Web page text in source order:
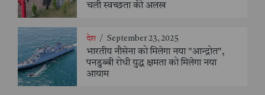
चली स्वच्छता की अलख
देश / September 23, 2025
भारतीय नौसेना को मिलेगा नया "आन्द्रोत",
पनडुब्बी रोधी युद्ध क्षमता को मिलेगा नया
आयाम